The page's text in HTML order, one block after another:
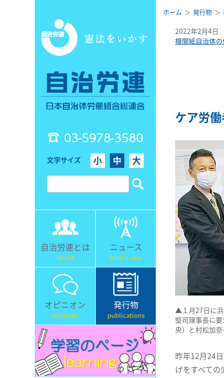
03-5978-3580
文字サイズ 小 中 大
自治労連とは
about
ニュース
what's new
オピニオン
opinions
発行物
publications
ホーム 発行物
2022年2月4日
機関紙自治体の
ケア労
▲１月27日に浜
堅司理事長に
央）と村松加奈
昨年12月24
げをすべての